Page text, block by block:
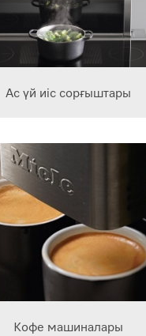
Ас үй иіс сорғыштары
Кофе машиналары